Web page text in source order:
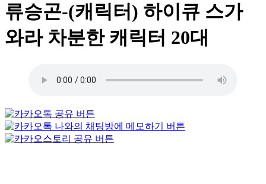
류승곤-(캐릭터) 하이큐 스가
와라 차분한 캐릭터 20대